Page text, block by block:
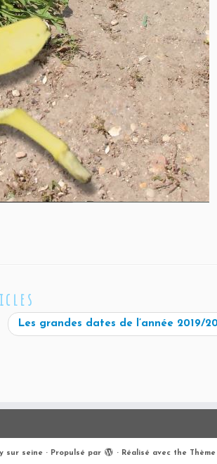
Les grandes dates de l’année 2019/
sur seine · Propulsé par · Réalisé avec the